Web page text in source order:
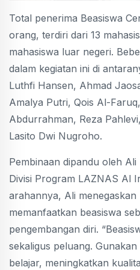
Total penerima Beasiswa
orang, terdiri dari 13
mahasiswa luar negeri.
dalam kegiatan ini di
Luthfi Hansen, Ahmad
Amalya Putri, Qois Al-
Abdurrahman, Reza
Lasito Dwi Nugroho.
Pembinaan dipandu oleh
Divisi Program LAZNAS Al
arahannya, Ali menegaskan
memanfaatkan beasiswa
pengembangan diri.
sekaligus peluang.
belajar, meningkatkan